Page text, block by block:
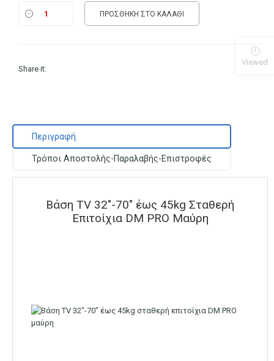
6.90 €.
ΠΡΟΣΘΉΚΗ ΣΤΟ ΚΑΛΆΘΙ
Share it:
Περιγραφή
Τρόποι Αποστολής-Παραλαβής-Επιστροφές
Βάση TV 32″-70″ έως 45kg Σταθερή
Επιτοίχια DM PRO Μαύρη
Viewed